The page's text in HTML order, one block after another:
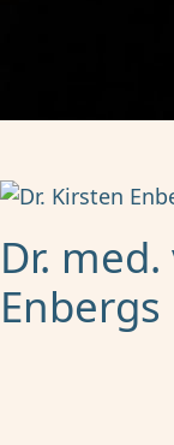
Dr.
Enbergs